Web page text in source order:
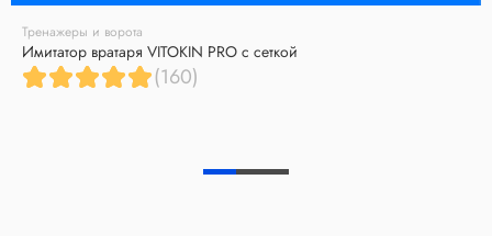
Тренажеры и ворота
Имитатор вратаря VITOKIN PRO с сеткой
(160)